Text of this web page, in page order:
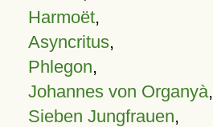
Harmoët,
Asyncritus,
Phlegon,
Johannes von Organyà,
Sieben Jungfrauen,